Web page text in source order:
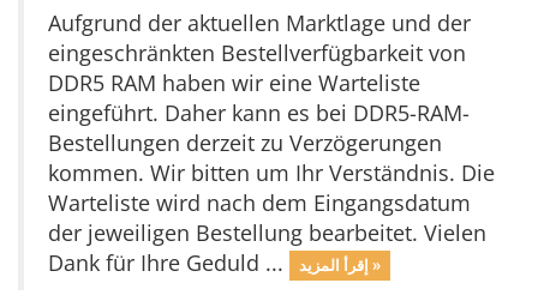
Aufgrund der aktuellen Marktlage und der
eingeschränkten Bestellverfügbarkeit von
DDR5 RAM haben wir eine Warteliste
eingeführt. Daher kann es bei DDR5-RAM-
Bestellungen derzeit zu Verzögerungen
kommen. Wir bitten um Ihr Verständnis. Die
Warteliste wird nach dem Eingangsdatum
der jeweiligen Bestellung bearbeitet. Vielen
Dank für Ihre Geduld ...
إقرأ المزيد »